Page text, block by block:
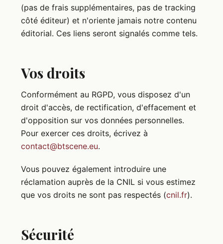
(pas de frais supplémentaires, pas de tracking
côté éditeur) et n'oriente jamais notre contenu
éditorial. Ces liens seront signalés comme tels.
Vos droits
Conformément au RGPD, vous disposez d'un
droit d'accès, de rectification, d'effacement et
d'opposition sur vos données personnelles.
Pour exercer ces droits, écrivez à
contact@btscene.eu.
Vous pouvez également introduire une
réclamation auprès de la CNIL si vous estimez
que vos droits ne sont pas respectés (cnil.fr).
Sécurité